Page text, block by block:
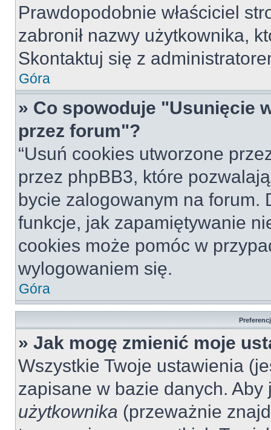
Prawdopodobnie właściciel
zabronił nazwy użytkownika,
Skontaktuj się z
Góra
» Co spowoduje "Usunięcie
przez forum"?
“Usuń cookies utworzone
przez phpBB3, które
bycie zalogowanym na forum.
funkcje, jak zapamiętywanie
cookies może pomóc w
wylogowaniem się.
Góra
» Jak mogę zmienić moje
Wszystkie Twoje ustawienia
zapisane w bazie danych.
użytkownika (przeważnie